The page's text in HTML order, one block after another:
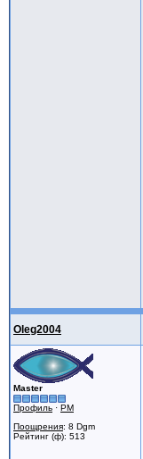
Oleg2004
Master
Профиль · PM
Поощрения: 8 Dgm
Рейтинг (ф): 513